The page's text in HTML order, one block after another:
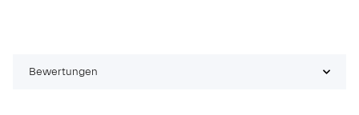
Bewertungen